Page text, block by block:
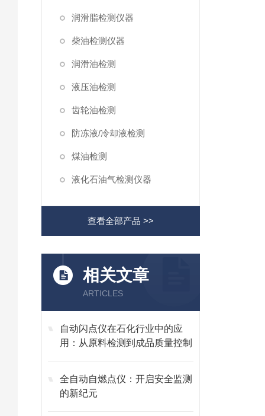
润滑脂检测仪器
柴油检测仪器
润滑油检测
液压油检测
齿轮油检测
防冻液/冷却液检测
煤油检测
液化石油气检测仪器
查看全部产品 >>
相关文章
ARTICLES
自动闪点仪在石化行业中的应
用：从原料检测到成品质量控制
全自动自燃点仪：开启安全监测
的新纪元